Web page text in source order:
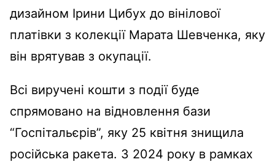
дизайном Ірини Цибух до вінілової
платівки з колекції Марата Шевченка, яку
він врятував з окупації.
Всі виручені кошти з події буде
спрямовано на відновлення бази
“Госпітальєрів”, яку 25 квітня знищила
російська ракета. З 2024 року в рамках